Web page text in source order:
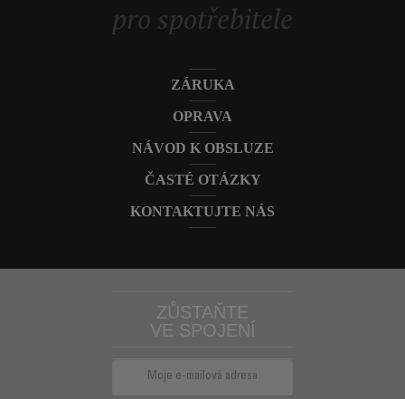
pro spotřebitele
ZÁRUKA
OPRAVA
NÁVOD K OBSLUZE
ČASTÉ OTÁZKY
KONTAKTUJTE NÁS
ZŮSTAŇTE
VE SPOJENÍ